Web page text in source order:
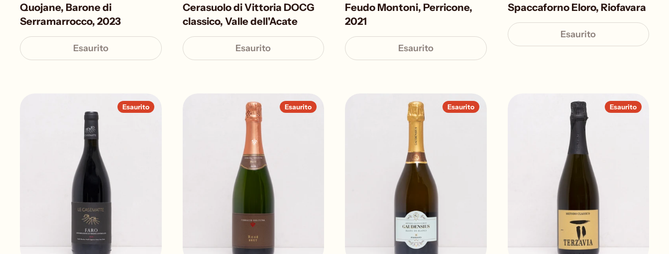
Quojane, Barone di
Serramarrocco, 2023
Esaurito
Cerasuolo di Vittoria DOCG
classico, Valle dell'Acate
Esaurito
Feudo Montoni, Perricone,
2021
Esaurito
Spaccaforno Eloro, Riofavara
Esaurito
Esaurito Esaurito Esaurito Esaurito